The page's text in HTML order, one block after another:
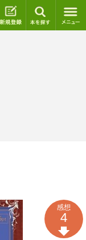
ログイン 新規登録
感想
4